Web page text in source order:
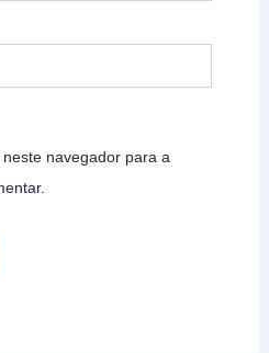
navegador para a